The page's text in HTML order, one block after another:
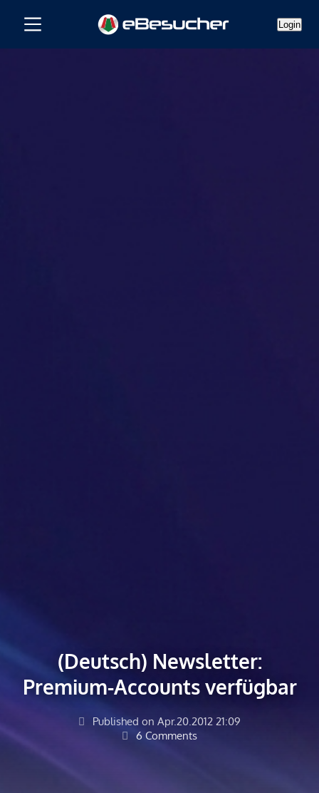
Login
(Deutsch) Newsletter:
Premium-Accounts verfügbar
Published on Apr.20.2012 21:09
6 Comments